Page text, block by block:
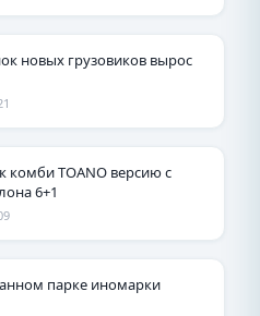
новых грузовиков вырос
комби TOANO версию с
6+1
парке иномарки